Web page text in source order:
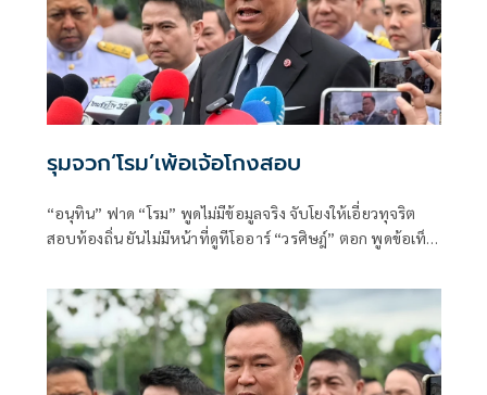
รุมจวก‘โรม’เพ้อเจ้อโกงสอบ
“อนุทิน” ฟาด “โรม” พูดไม่มีข้อมูลจริง จับโยงให้เอี่ยวทุจริต
สอบท้องถิ่น ยันไม่มีหน้าที่ดูทีโออาร์ “วรศิษฎ์” ตอก พูดข้อเท็จ